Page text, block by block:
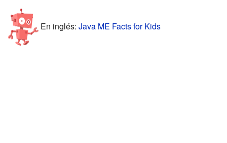
En inglés: Java ME Facts for Kids